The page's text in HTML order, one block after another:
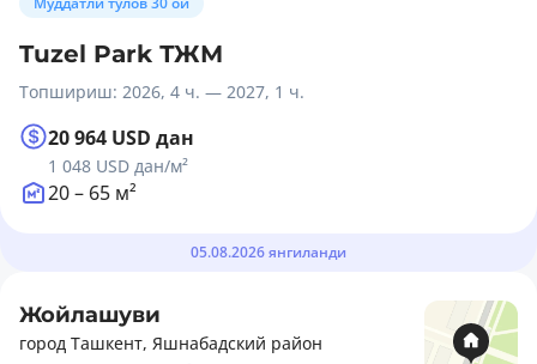
Tuzel Park ТЖМ
Топшириш: 2026, 4 ч. — 2027, 1 ч.
20 964 USD дан
1 048 USD дан/м²
20 – 65 м²
05.08.2026 янгиланди
Жойлашуви
город Ташкент, Яшнабадский район